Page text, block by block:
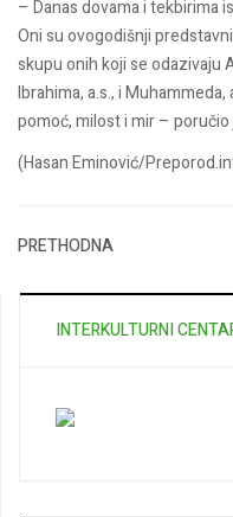
– Danas dovama i tekbirima
Oni su ovogodišnji
skupu onih koji se odazivaju
Ibrahima, a.s., i
pomoć, milost i mir –
(Hasan Eminović/
PRETHODNA
INTERKULTURNI